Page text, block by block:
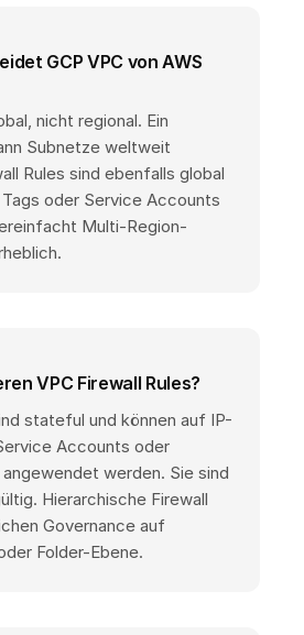
GCP VPC von AWS
nicht regional. Ein
Subnetze weltweit
Rules sind ebenfalls global
oder Service Accounts
Multi-Region-
VPC Firewall Rules?
stateful und können auf IP-
Accounts oder
werden. Sie sind
Hierarchische Firewall
Governance auf
Folder-Ebene.